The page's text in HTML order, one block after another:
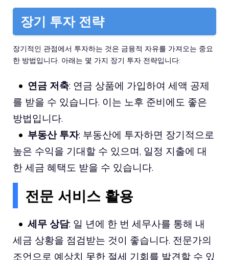
장기 투자 전략
장기적인 관점에서 투자하는 것은 금융적 자유를 가져오는 중요
한 방법입니다. 아래는 몇 가지 장기 투자 전략입니다:
연금 저축: 연금 상품에 가입하여 세액 공제
를 받을 수 있습니다. 이는 노후 준비에도 좋은
방법입니다.
부동산 투자: 부동산에 투자하면 장기적으로
높은 수익을 기대할 수 있으며, 일정 지출에 대
한 세금 혜택도 받을 수 있습니다.
전문 서비스 활용
세무 상담: 일 년에 한 번 세무사를 통해 내
세금 상황을 점검받는 것이 좋습니다. 전문가의
조언으로 예상치 못한 절세 기회를 발견할 수 있